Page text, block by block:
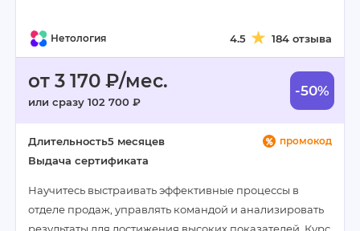
Нетология 4.5 184 отзыва
от 3 170 ₽/мес.
или сразу 102 700 ₽
-50%
промокод
Длительность5 месяцев
Выдача сертификата
Научитесь выстраивать эффективные процессы в
отделе продаж, управлять командой и анализировать